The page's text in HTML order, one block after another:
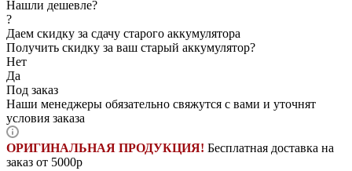
Нашли дешевле?
?
Даем скидку за сдачу старого аккумулятора
Получить скидку за ваш старый аккумулятор?
Нет
Да
Под заказ
Наши менеджеры обязательно свяжутся с вами и уточнят
условия заказа
ОРИГИНАЛЬНАЯ ПРОДУКЦИЯ! Бесплатная доставка на
заказ от 5000р